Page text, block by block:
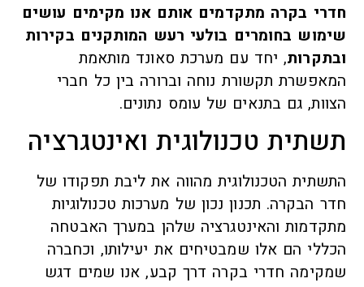
חדרי בקרה מתקדמים אותם אנו מקימים עושים
שימוש בחומרים בולעי רעש המותקנים בקירות
ובתקרות, יחד עם מערכת סאונד מותאמת
המאפשרת תקשורת נוחה וברורה בין כל חברי
הצוות, גם בתנאים של עומס נתונים.
תשתית טכנולוגית ואינטגרציה
התשתית הטכנולוגית מהווה את ליבת תפקודו של
חדר הבקרה. תכנון נכון של מערכות טכנולוגיות
מתקדמות והאינטגרציה שלהן במערך האבטחה
הכללי הם אלו שמבטיחים את יעילותו, וכחברה
שמקימה חדרי בקרה דרך קבע, אנו שמים דגש